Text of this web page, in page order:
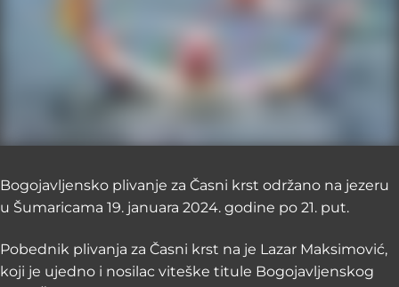
Bogojavljensko plivanje za Časni krst održano na jezeru
u Šumaricama 19. januara 2024. godine po 21. put.
Pobednik plivanja za Časni krst na je Lazar Maksimović,
koji je ujedno i nosilac viteške titule Bogojavljenskog